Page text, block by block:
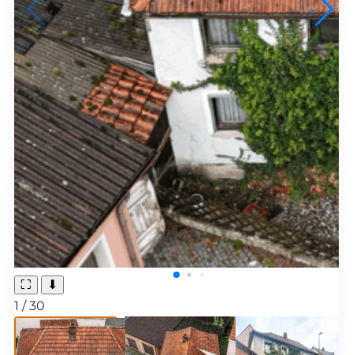
⛶ ⬇
→
←
1 / 30